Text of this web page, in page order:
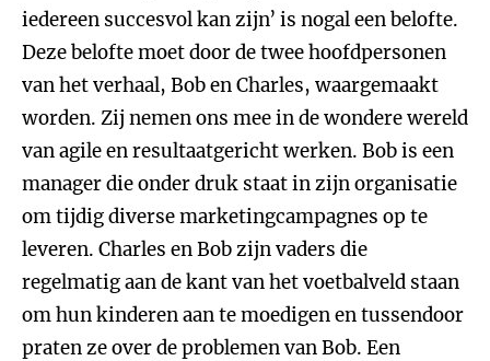
iedereen succesvol kan zijn’ is nogal een belofte.
Deze belofte moet door de twee hoofdpersonen
van het verhaal, Bob en Charles, waargemaakt
worden. Zij nemen ons mee in de wondere wereld
van agile en resultaatgericht werken. Bob is een
manager die onder druk staat in zijn organisatie
om tijdig diverse marketingcampagnes op te
leveren. Charles en Bob zijn vaders die
regelmatig aan de kant van het voetbalveld staan
om hun kinderen aan te moedigen en tussendoor
praten ze over de problemen van Bob. Een